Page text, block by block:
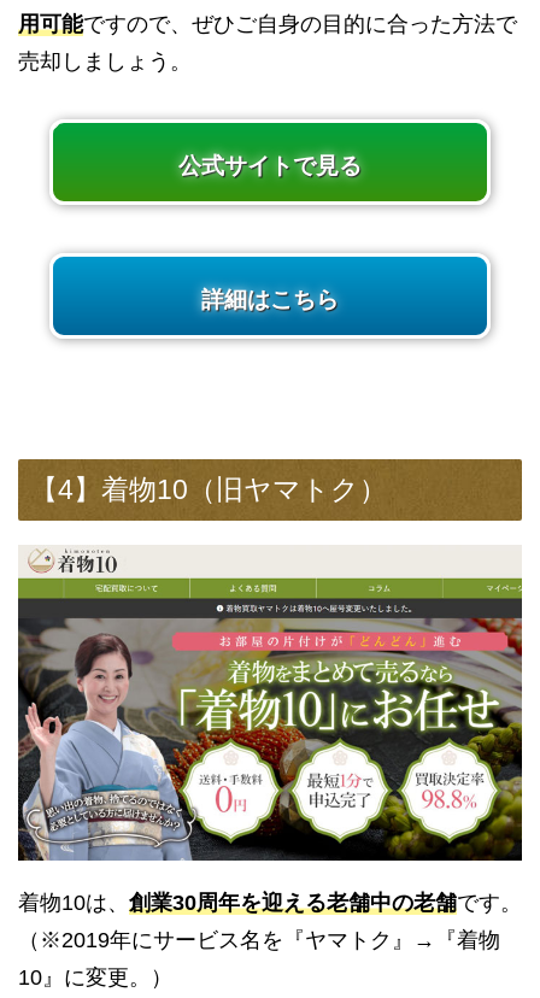
用可能ですので、ぜひご自身の目的に合った方法で
売却しましょう。
公式サイトで見る
詳細はこちら
【4】着物10（旧ヤマトク）
着物10は、 創業30周年を迎える老舗中の老舗です。
（※2019年にサービス名を『ヤマトク』→『着物
10』に変更。）